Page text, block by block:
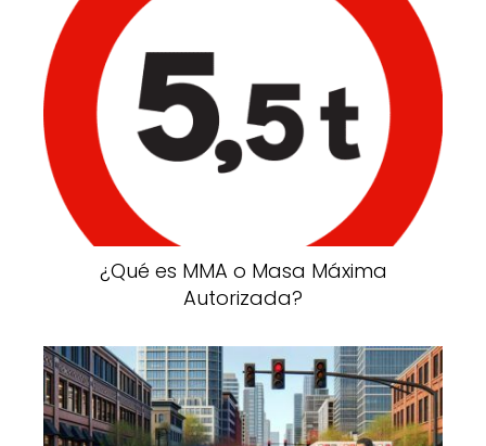
¿Qué es MMA o Masa Máxima
Autorizada?